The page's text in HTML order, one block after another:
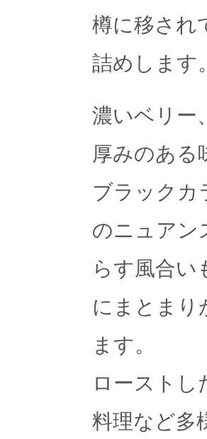
樽に移され
詰めします。
濃いベリー
厚みのある
ブラックカ
のニュアン
らす風合
にまとま
ます。
ロースト
料理など多